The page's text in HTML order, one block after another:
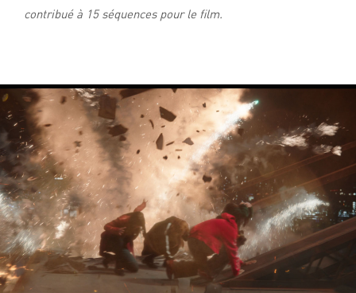
contribué à 15 séquences pour le film.